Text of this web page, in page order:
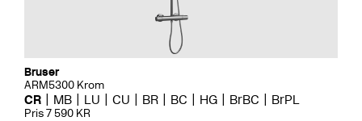
Bruser
ARM5300 Krom
CR MB LU CU BR BC HG BrBC BrPL
Pris 7 590 KR